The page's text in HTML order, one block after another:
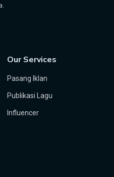
Our Services
Pasang Iklan
Publikasi Lagu
Influencer